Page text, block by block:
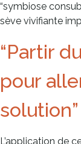
“symbiose
sève vivifiante
“Partir
pour
solution”
L’application de